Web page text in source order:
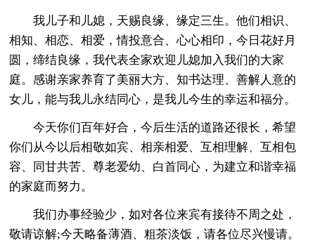
我儿子和儿媳，天赐良缘、缘定三生。他们相识、
相知、相恋、相爱，情投意合、心心相印，今日花好月
圆，缔结良缘，我代表全家欢迎儿媳加入我们的大家
庭。感谢亲家养育了美丽大方、知书达理、善解人意的
女儿，能与我儿永结同心，是我儿今生的幸运和福分。
今天你们百年好合，今后生活的道路还很长，希望
你们从今以后相敬如宾、相亲相爱、互相理解、互相包
容、同甘共苦、尊老爱幼、白首同心，为建立和谐幸福
的家庭而努力。
我们办事经验少，如对各位来宾有接待不周之处，
敬请谅解;今天略备薄酒、粗茶淡饭，请各位尽兴慢请。